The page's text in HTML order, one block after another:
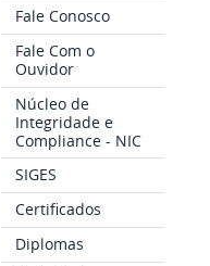
Fale Conosco
Fale Com o
Ouvidor
Núcleo de
Integridade e
Compliance - NIC
SIGES
Certificados
Diplomas